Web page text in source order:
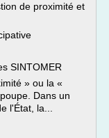
de proximité et
SINTOMER
» ou la «
Dans un
l'État, la...